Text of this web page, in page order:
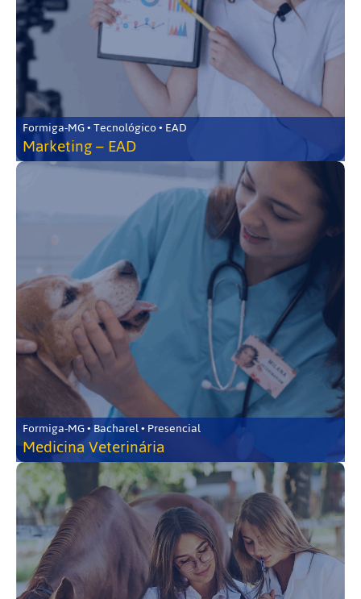
Formiga-MG • Tecnológico • EAD
Marketing – EAD
Formiga-MG • Bacharel • Presencial
Medicina Veterinária